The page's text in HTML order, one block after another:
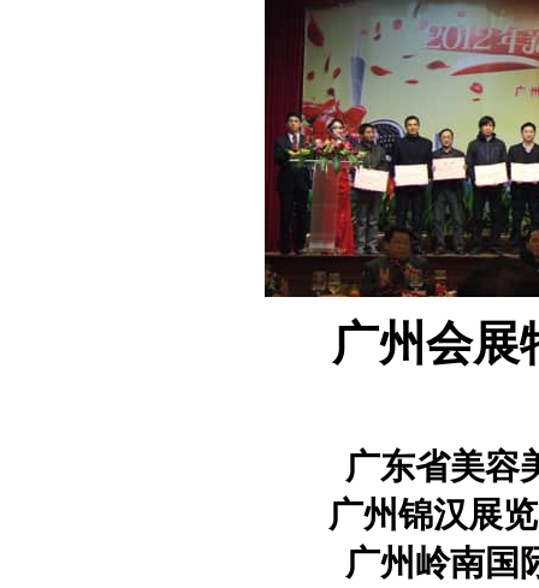
广州会展
广东省美容
广州锦汉展
广州岭南国